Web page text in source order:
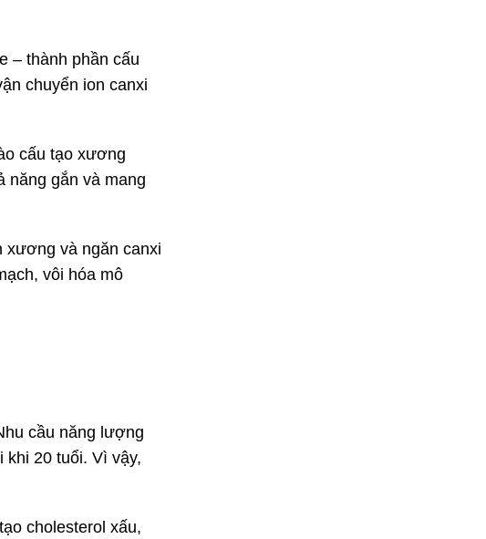
– thành phần cấu
chuyển ion canxi
cấu tạo xương
năng gắn và mang
xương và ngăn canxi
vôi hóa mô
cầu năng lượng
20 tuổi. Vì vậy,
cholesterol xấu,